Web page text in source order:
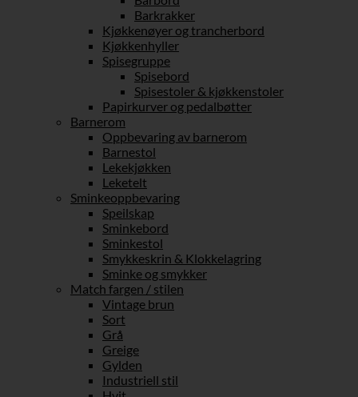
Barkrakker
Kjøkkenøyer og trancherbord
Kjøkkenhyller
Spisegruppe
Spisebord
Spisestoler & kjøkkenstoler
Papirkurver og pedalbøtter
Barnerom
Oppbevaring av barnerom
Barnestol
Lekekjøkken
Leketelt
Sminkeoppbevaring
Speilskap
Sminkebord
Sminkestol
Smykkeskrin & Klokkelagring
Sminke og smykker
Match fargen / stilen
Vintage brun
Sort
Grå
Greige
Gylden
Industriell stil